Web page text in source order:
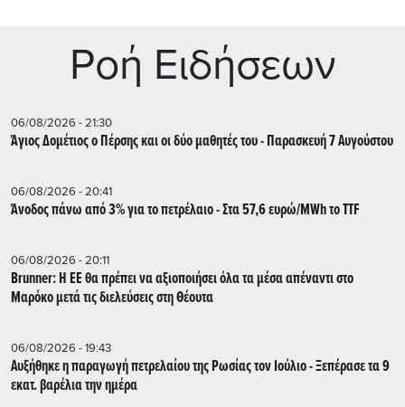
Ρoή Ειδήσεων
06/08/2026 - 21:30
Άγιος Δομέτιος ο Πέρσης και οι δύο μαθητές του - Παρασκευή 7 Αυγούστου
06/08/2026 - 20:41
Άνοδος πάνω από 3% για το πετρέλαιο - Στα 57,6 ευρώ/MWh το TTF
06/08/2026 - 20:11
Brunner: Η ΕΕ θα πρέπει να αξιοποιήσει όλα τα μέσα απέναντι στο
Μαρόκο μετά τις διελεύσεις στη Θέουτα
06/08/2026 - 19:43
Αυξήθηκε η παραγωγή πετρελαίου της Ρωσίας τον Ιούλιο - Ξεπέρασε τα 9
εκατ. βαρέλια την ημέρα